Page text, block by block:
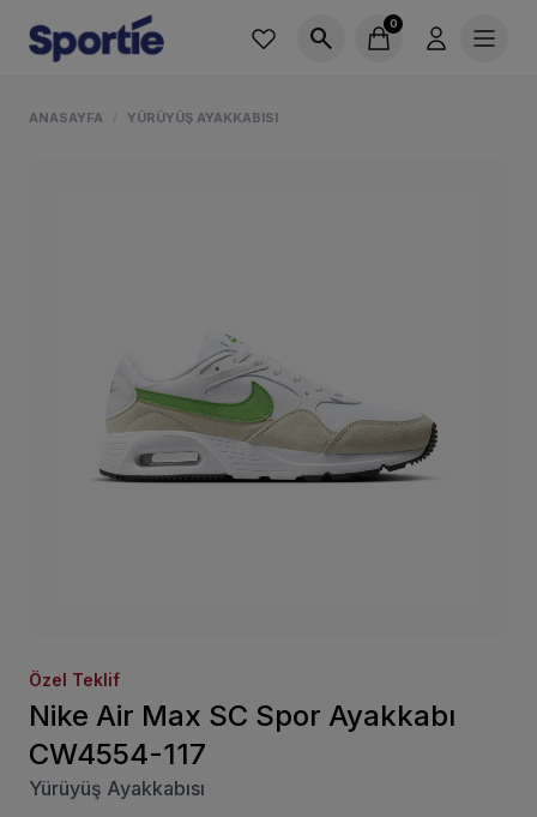
search 0
ANASAYFA YÜRÜYÜŞ AYAKKABISI
Özel Teklif
Nike Air Max SC Spor Ayakkabı
CW4554-117
Yürüyüş Ayakkabısı